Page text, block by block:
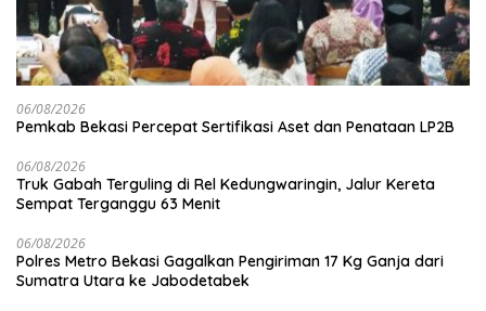
06/08/2026
Pemkab Bekasi Percepat Sertifikasi Aset dan Penataan LP2B
06/08/2026
Truk Gabah Terguling di Rel Kedungwaringin, Jalur Kereta
Sempat Terganggu 63 Menit
06/08/2026
Polres Metro Bekasi Gagalkan Pengiriman 17 Kg Ganja dari
Sumatra Utara ke Jabodetabek